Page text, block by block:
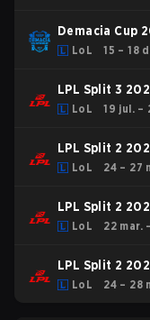
Demacia Cup
LoL 15 – 18
LPL Split 3
LoL 19 jul. –
LPL Split 2
LoL 24 – 27
LPL Split 2
LoL 22 mar.
LPL Split 2
LoL 24 – 28